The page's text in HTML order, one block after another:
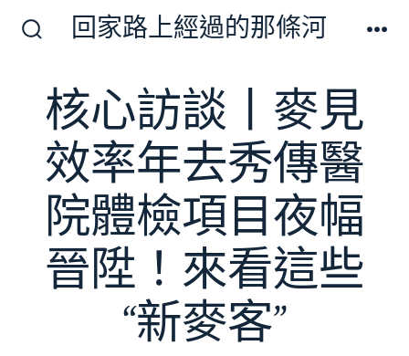
換
開
關
回家路上經過的那條河
核心訪談丨麥見
效率年去秀傳醫
院體檢項目夜幅
晉陞！來看這些
“新麥客”